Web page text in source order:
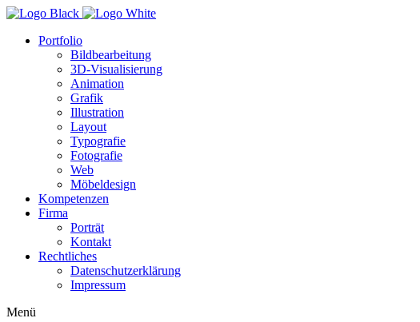
Portfolio
Bildbearbeitung
3D-Visualisierung
Animation
Grafik
Illustration
Layout
Typografie
Fotografie
Web
Möbeldesign
Kompetenzen
Firma
Porträt
Kontakt
Rechtliches
Datenschutzerklärung
Impressum
Menü